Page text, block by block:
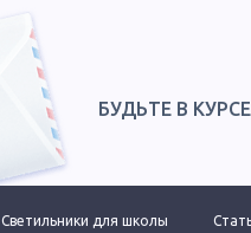
БУДЬТЕ В
Светильники для школы